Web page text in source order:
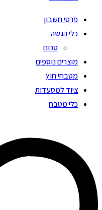
פרטי חשבון
כלי הגשה
סכום
מוצרים נוספים
מטבחי חוץ
ציוד למסעדות
כלי מטבח